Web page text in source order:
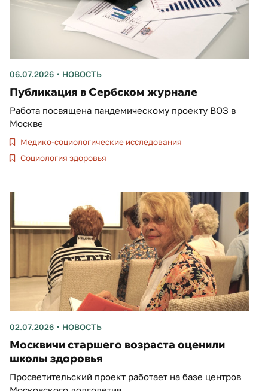
06.07.2026 НОВОСТЬ
Публикация в Сербском журнале
Работа посвящена пандемическому проекту ВОЗ в
Москве
Медико-социологические исследования
Социология здоровья
02.07.2026 НОВОСТЬ
Москвичи старшего возраста оценили
школы здоровья
Просветительский проект работает на базе центров